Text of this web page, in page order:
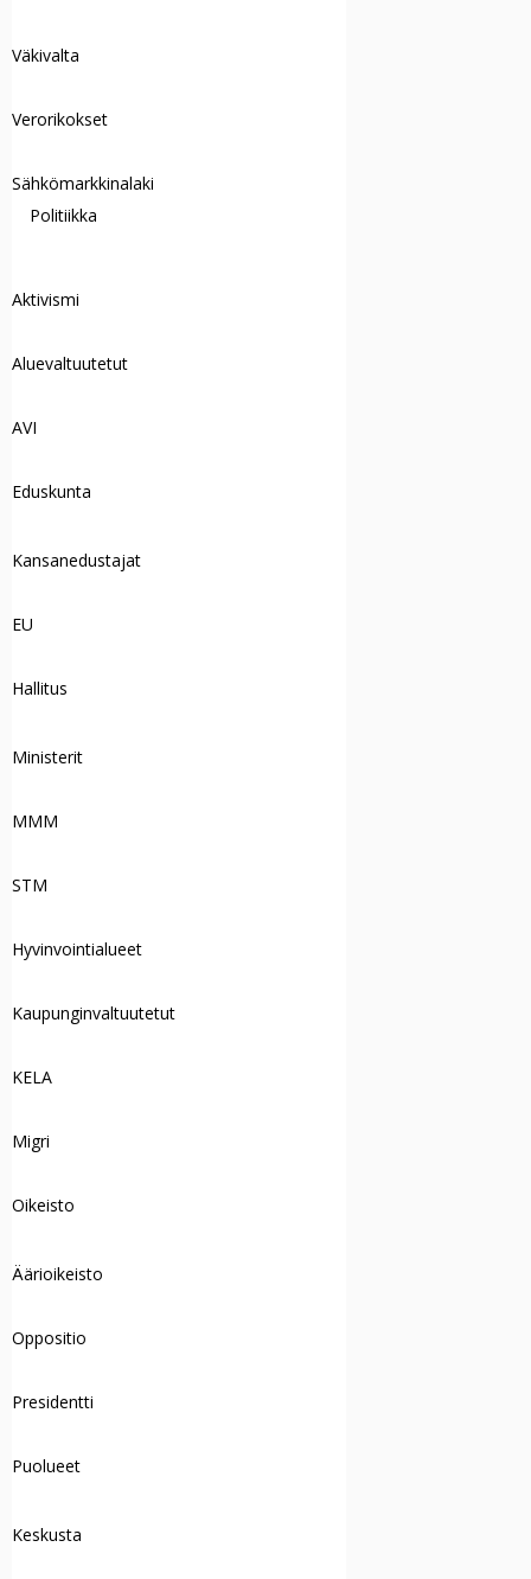
Väkivalta
Verorikokset
Sähkömarkkinalaki
Politiikka
Aktivismi
Aluevaltuutetut
AVI
Eduskunta
Kansanedustajat
EU
Hallitus
Ministerit
MMM
STM
Hyvinvointialueet
Kaupunginvaltuutetut
KELA
Migri
Oikeisto
Äärioikeisto
Oppositio
Presidentti
Puolueet
Keskusta